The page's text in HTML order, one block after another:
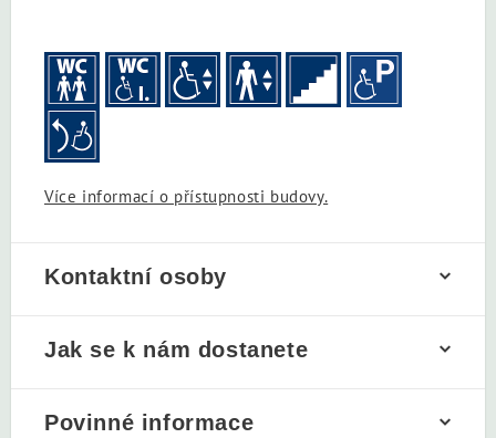
Více informací o přístupnosti budovy.
Kontaktní osoby
Jak se k nám dostanete
Povinné informace